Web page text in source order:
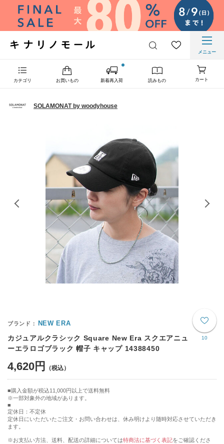
メニュー
カテゴリ お買いもの 新着再入荷 読みもの カート
SOLAMONAT by woodyhouse
10
NEW ERA
カジュアルクラシック Square New Era スクエアニュ
ーエラロゴブラック 帽子 キャップ 14388450
4,620円
購入金額が税込11,000円以上で送料無料
※一部対象外の地域があります。
定休日：不定休
定休日にいただいたご注文・お問い合わせは、休み明けより随時対応させていただき
ます。
※お支払い方法、送料、配送の詳細については特商法に基づく表記をご確認くださ